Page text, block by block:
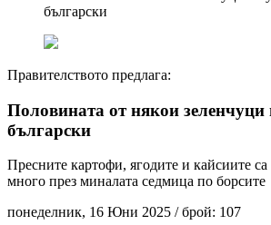
български
Правителството предлага:
Половината от някои зеленчуци
български
Пресните картофи, ягодите и кайсиите
много през миналата седмица по борсите
понеделник, 16 Юни 2025 / брой: 107